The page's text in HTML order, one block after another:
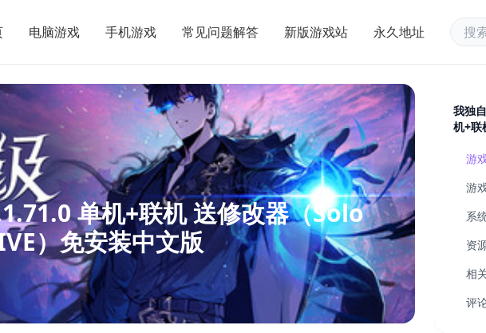
电脑游戏 手机游戏 常见问题解答 新版游戏站 永久地址
单机+联机 送修改器（Solo
）免安装中文版
我独
机+
游
游
系
资
相
评